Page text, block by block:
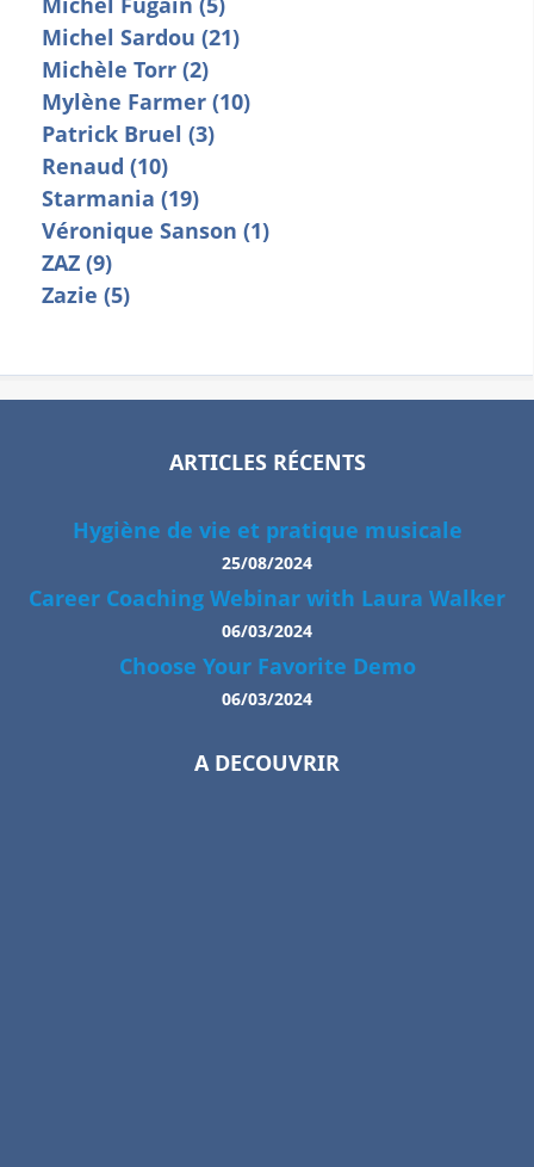
Michel Sardou (21)
Michèle Torr (2)
Mylène Farmer (10)
Patrick Bruel (3)
Renaud (10)
Starmania (19)
Véronique Sanson (1)
ZAZ (9)
Zazie (5)
ARTICLES RÉCENTS
Hygiène de vie et pratique musicale
25/08/2024
Career Coaching Webinar with Laura Walker
06/03/2024
Choose Your Favorite Demo
06/03/2024
A DECOUVRIR